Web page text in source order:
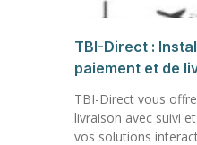
TBI-Direct :
paiement et de
TBI-Direct vous
livraison avec suivi
vos solutions